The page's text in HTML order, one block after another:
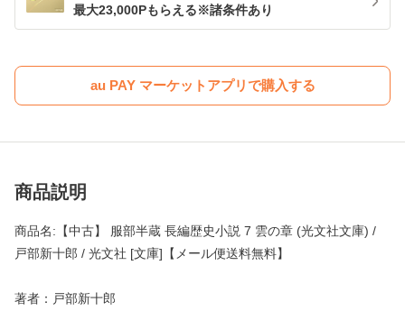
最大23,000Pもらえる※諸条件あり
au PAY マーケットアプリで購入する
商品説明
商品名:【中古】 服部半蔵 長編歴史小説 7 雲の章 (光文社文庫) /
戸部新十郎 / 光文社 [文庫]【メール便送料無料】
著者：戸部新十郎